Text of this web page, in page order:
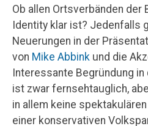
Ob allen Ortsverbänden der
Identity klar ist? Jedenfalls
Neuerungen in der
von Mike Abbink und die
Interessante Begründung in
ist zwar fernsehtauglich,
in allem keine
einer konservativen